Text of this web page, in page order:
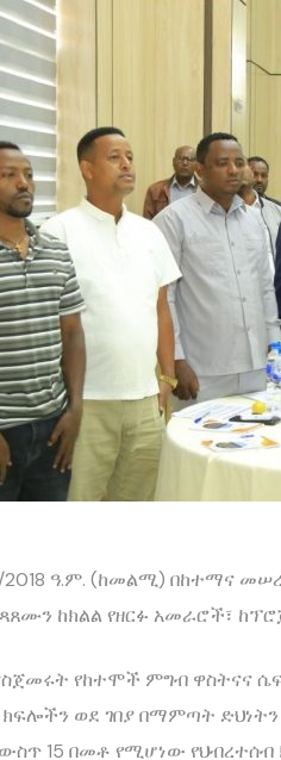
2018 ዓ.ም. (ከመልሚ) በከተማና
ከክልል የዘርፉ አመራሮች፣
የከተሞች ምግብ ዋስትናና
ክፍሎችን ወደ ገበያ በማምጣት
15 በመቶ የሚሆነው የህብረተሰብ